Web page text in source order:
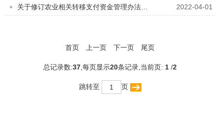
2022-04-01
首页 上一页 下一页 尾页
总记录数:37 ,每页显示20条记录,当前页: 1 /2
跳转至 页